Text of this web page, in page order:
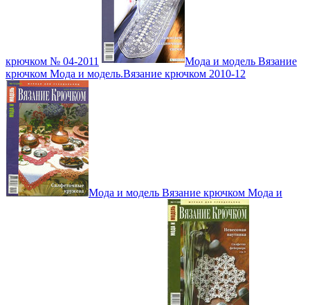
крючком № 04-2011
Мода и модель Вязание
крючком Мода и модель.Вязание крючком 2010-12
Мода и модель Вязание крючком Мода и